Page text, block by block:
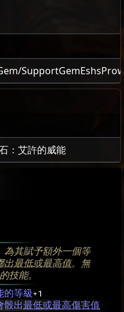
：艾許的威能
為其賦予額外一個等
出最低或最高值。無
技能。
的等級+1
骰出最低或最高傷害值